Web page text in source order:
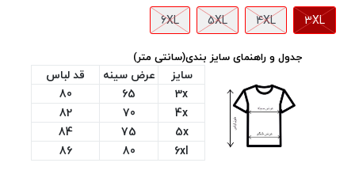
3XL
4XL
5XL
6XL
جدول و راهنمای سایز بندی(سانتی متر)
سایز عرض سینه
قد لباس
3x
65
80
4x
70
82
5x
75
84
6xl
80
86